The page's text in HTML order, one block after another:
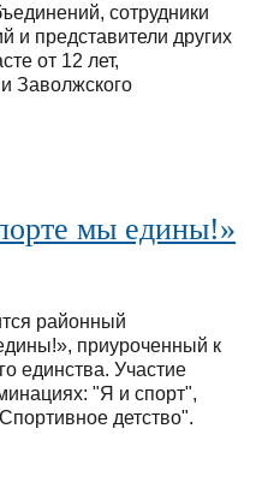
сотрудники
и представители других
от 12 лет,
Заволжского
мы едины!»
районный
приуроченный к
единства. Участие
"Я и спорт",
детство".